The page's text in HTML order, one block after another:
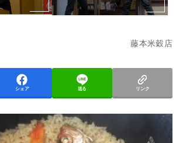
藤本米穀店
シェア 送る リンク